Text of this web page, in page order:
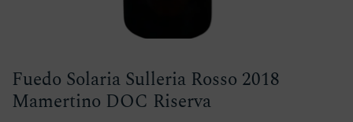
Fuedo Solaria Sulleria Rosso 2018
Mamertino DOC Riserva